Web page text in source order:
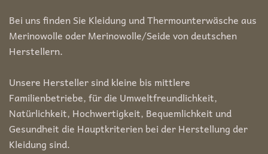
Bei uns finden Sie Kleidung und Thermounterwäsche aus
Merinowolle oder Merinowolle/Seide von deutschen
Herstellern.
Unsere Hersteller sind kleine bis mittlere
Familienbetriebe, für die Umweltfreundlichkeit,
Natürlichkeit, Hochwertigkeit, Bequemlichkeit und
Gesundheit die Hauptkriterien bei der Herstellung der
Kleidung sind.